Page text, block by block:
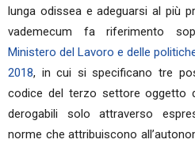
lunga odissea e adeguarsi al più
vademecum fa riferimento
Ministero del Lavoro e delle
2018, in cui si specificano tre
codice del terzo settore oggetto
derogabili solo attraverso
norme che attribuiscono